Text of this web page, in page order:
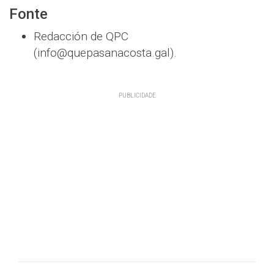
Fonte
Redacción de QPC
(info@quepasanacosta.gal).